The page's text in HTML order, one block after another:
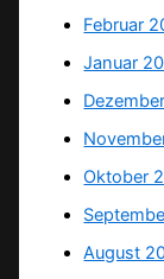
Februar
Januar
Oktober
August